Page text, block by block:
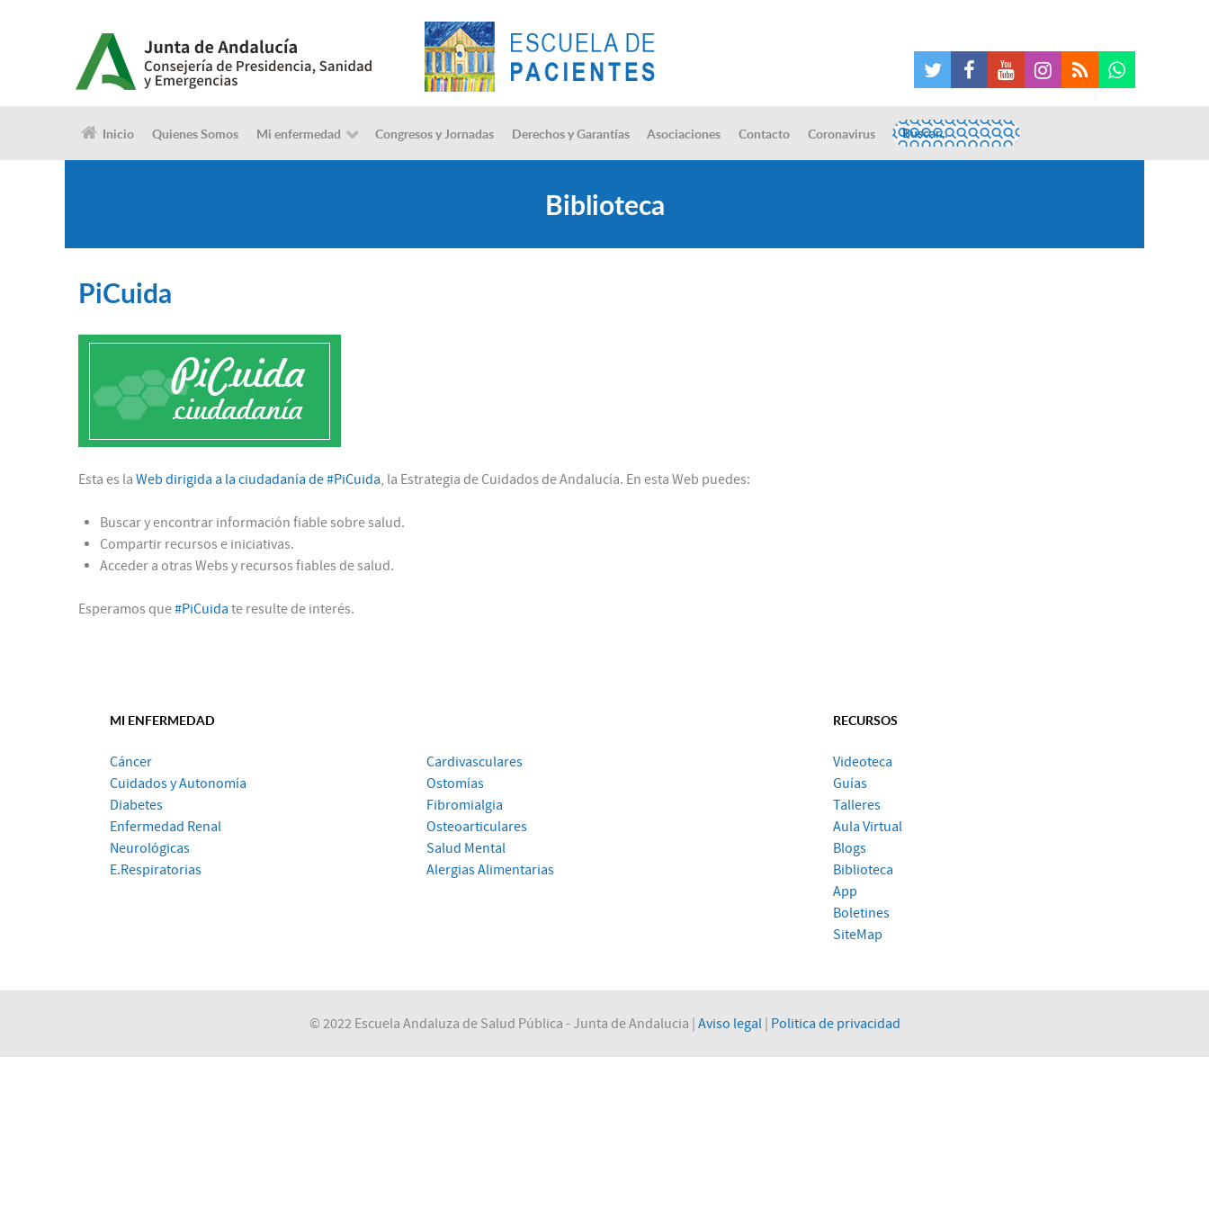
Inicio Quienes Somos Mi enfermedad Congresos y Jornadas Derechos y Garantías Asociaciones Contacto Coronavirus
Biblioteca
PiCuida
Esta es la Web dirigida a la ciudadanía de #PiCuida, la Estrategia de Cuidados de Andalucía. En esta Web puedes:
Buscar y encontrar información fiable sobre salud.
Compartir recursos e iniciativas.
Acceder a otras Webs y recursos fiables de salud.
Esperamos que#PiCuida te resulte de interés.
MI ENFERMEDAD
Cáncer
Cuidados y Autonomía
Diabetes
Enfermedad Renal
Neurológicas
E.Respiratorias
Cardivasculares
Ostomías
Fibromialgia
Osteoarticulares
Salud Mental
Alergias Alimentarias
RECURSOS
Videoteca
Guías
Talleres
Aula Virtual
Blogs
Biblioteca
App
Boletines
SiteMap
© 2022 Escuela Andaluza de Salud Pública - Junta de Andalucia | Aviso legal| Politica de privacidad